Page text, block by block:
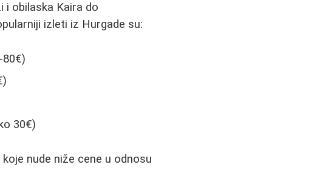
i obilaska Kaira do
izleti iz Hurgade su:
30€)
nude niže cene u odnosu